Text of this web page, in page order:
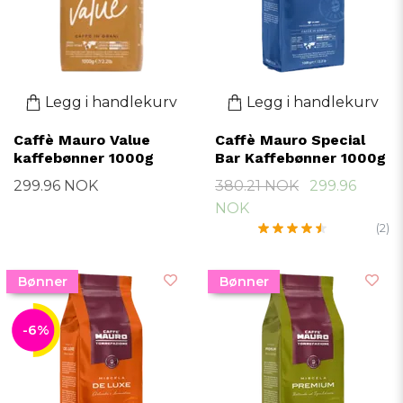
Legg i handlekurv
Caffè Mauro Value
kaffebønner 1000g
299.96 NOK
Legg i handlekurv
Caffè Mauro Special
Bar Kaffebønner 1000g
380.21 NOK
299.96
NOK
(2)
Bønner
-6%
Bønner